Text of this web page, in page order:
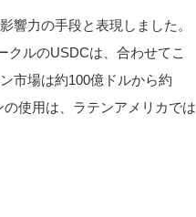
響力の手段と表現しました。
クルのUSDCは、合わせてこ
市場は約100億ドルから約
使用は、ラテンアメリカでは